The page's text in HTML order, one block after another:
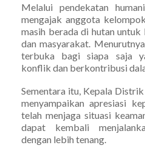
Melalui pendekatan
mengajak anggota
masih berada di hutan
dan masyarakat.
terbuka bagi siapa saja
konflik dan berkontribusi
Sementara itu, Kepala
menyampaikan apresiasi
telah menjaga situasi
dapat kembali
dengan lebih tenang.